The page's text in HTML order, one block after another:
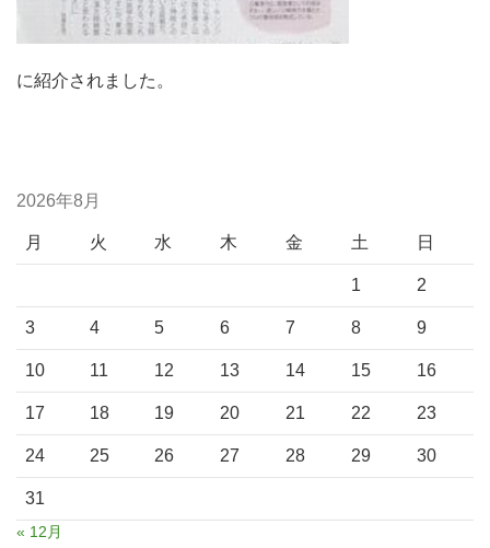
に紹介されました。
2026年8月
月 火 水 木 金 土 日
1 2
3 4 5 6 7 8 9
10 11 12 13 14 15 16
17 18 19 20 21 22 23
24 25 26 27 28 29 30
31
« 12月